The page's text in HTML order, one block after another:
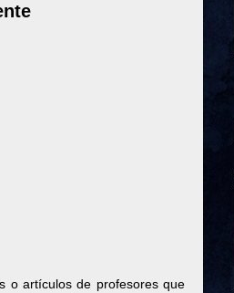
o artículos de profesores que